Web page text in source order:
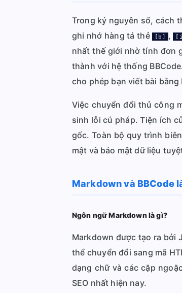
Trong kỷ nguyên số, cách
ghi nhớ hàng tá thẻ [b] ,
nhất thế giới nhờ tính đơn
thành với hệ thống
cho phép bạn viết bài
Việc chuyển đổi thủ công
sinh lỗi cú pháp. Tiện ích
gốc. Toàn bộ quy trình
mật và bảo mật dữ liệu
Markdown và BBCode
Ngôn ngữ Markdown là gì?
Markdown được tạo ra bởi
thể chuyển đổi sang mã
dạng chữ và các cặp
SEO nhất hiện nay.